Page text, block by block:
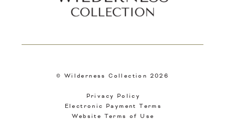
© Wilderness Collection 2026
Privacy Policy
Electronic Payment Terms
Website Terms of Use